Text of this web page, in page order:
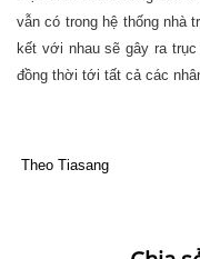
vẫn có trong hệ thống nhà
kết với nhau sẽ gây ra
đồng thời tới tất cả các
Theo Tiasang